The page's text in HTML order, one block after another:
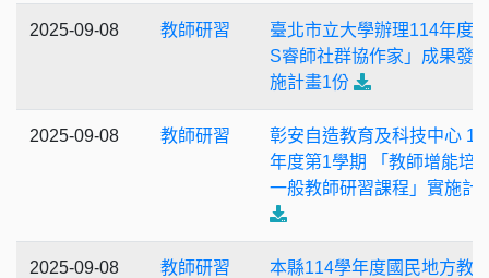
2025-09-08 教師研習
臺北市立大學辦理114年度
S睿師社群協作家」成果發
施計畫1份
2025-09-08 教師研習
彰安自造教育及科技中心
年度第1學期 「教師增能培
一般教師研習課程」實施計
2025-09-08 教師研習
本縣114學年度國民地方教